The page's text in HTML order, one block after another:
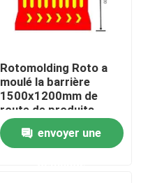
Rotomolding Roto a
moulé la barrière
1500x1200mm de
route de produits
envoyer une